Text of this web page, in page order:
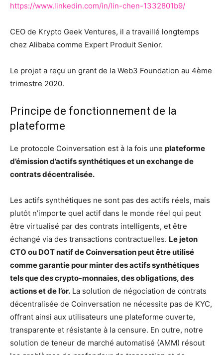
https://www.linkedin.com/in/lin-chen-1332801b9/
CEO de Krypto Geek Ventures, il a travaillé longtemps
chez Alibaba comme Expert Produit Senior.
Le projet a reçu un grant de la Web3 Foundation au 4ème
trimestre 2020.
Principe de fonctionnement de la
plateforme
Le protocole Coinversation est à la fois une plateforme
d’émission d’actifs synthétiques et un exchange de
contrats décentralisée.
Les actifs synthétiques ne sont pas des actifs réels, mais
plutôt n’importe quel actif dans le monde réel qui peut
être virtualisé par des contrats intelligents, et être
échangé via des transactions contractuelles. Le jeton
CTO ou DOT natif de Coinversation peut être utilisé
comme garantie pour minter des actifs synthétiques
tels que des crypto-monnaies, des obligations, des
actions et de l’or. La solution de négociation de contrats
décentralisée de Coinversation ne nécessite pas de KYC,
offrant ainsi aux utilisateurs une plateforme ouverte,
transparente et résistante à la censure. En outre, notre
solution de teneur de marché automatisé (AMM) résout